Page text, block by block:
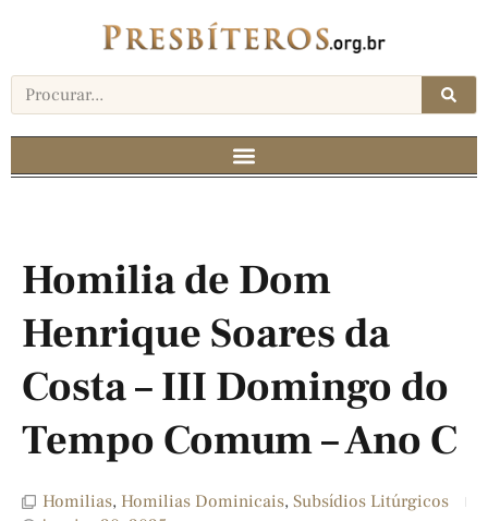
Homilia de Dom
Henrique Soares da
Costa – III Domingo do
Tempo Comum – Ano C
Homilias, Homilias Dominicais, Subsídios Litúrgicos